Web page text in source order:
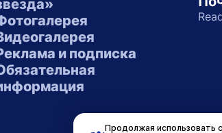
и подписка
Продолжая использовать